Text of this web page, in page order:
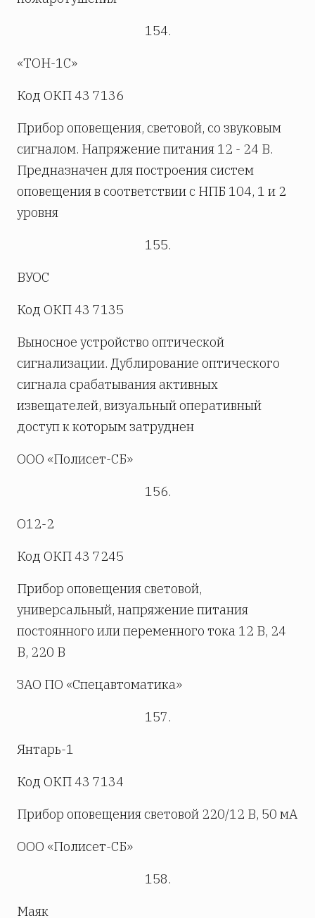
154.
«ТОН-1С»
Код ОКП 43 7136
Прибор оповещения, световой, со звуковым
сигналом. Напряжение питания 12 - 24 В.
Предназначен для построения систем
оповещения в соответствии с НПБ 104, 1 и 2
уровня
155.
ВУОС
Код ОКП 43 7135
Выносное устройство оптической
сигнализации. Дублирование оптического
сигнала срабатывания активных
извещателей, визуальный оперативный
доступ к которым затруднен
ООО «Полисет-СБ»
156.
О12-2
Код ОКП 43 7245
Прибор оповещения световой,
универсальный, напряжение питания
постоянного или переменного тока 12 В, 24
В, 220 В
ЗАО ПО «Спецавтоматика»
157.
Янтарь-1
Код ОКП 43 7134
Прибор оповещения световой 220/12 В, 50 мА
ООО «Полисет-СБ»
158.
Маяк